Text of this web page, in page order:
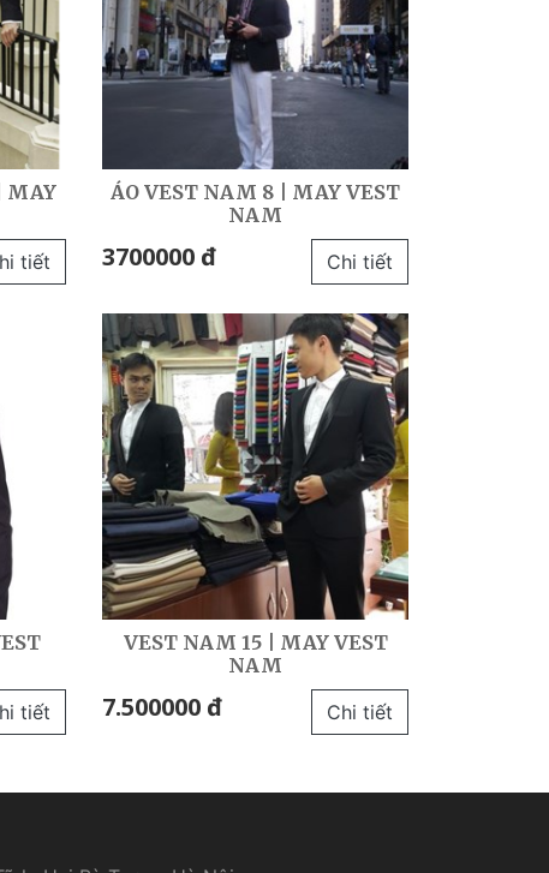
MAY
tiết
ÁO VEST NAM 8 | MAY VEST
NAM
3700000 đ Chi tiết
tiết
VEST NAM 15 | MAY VEST
NAM
7.500000 đ Chi tiết